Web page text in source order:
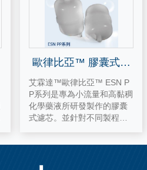
歐律比亞™ 膠囊式濾
艾霖達™歐律比亞™ ESN P
P系列是專為小流量和高黏稠
化學藥液所研發製作的膠囊
式濾芯。並針對不同製程、
濟實惠、最適合各操作應用